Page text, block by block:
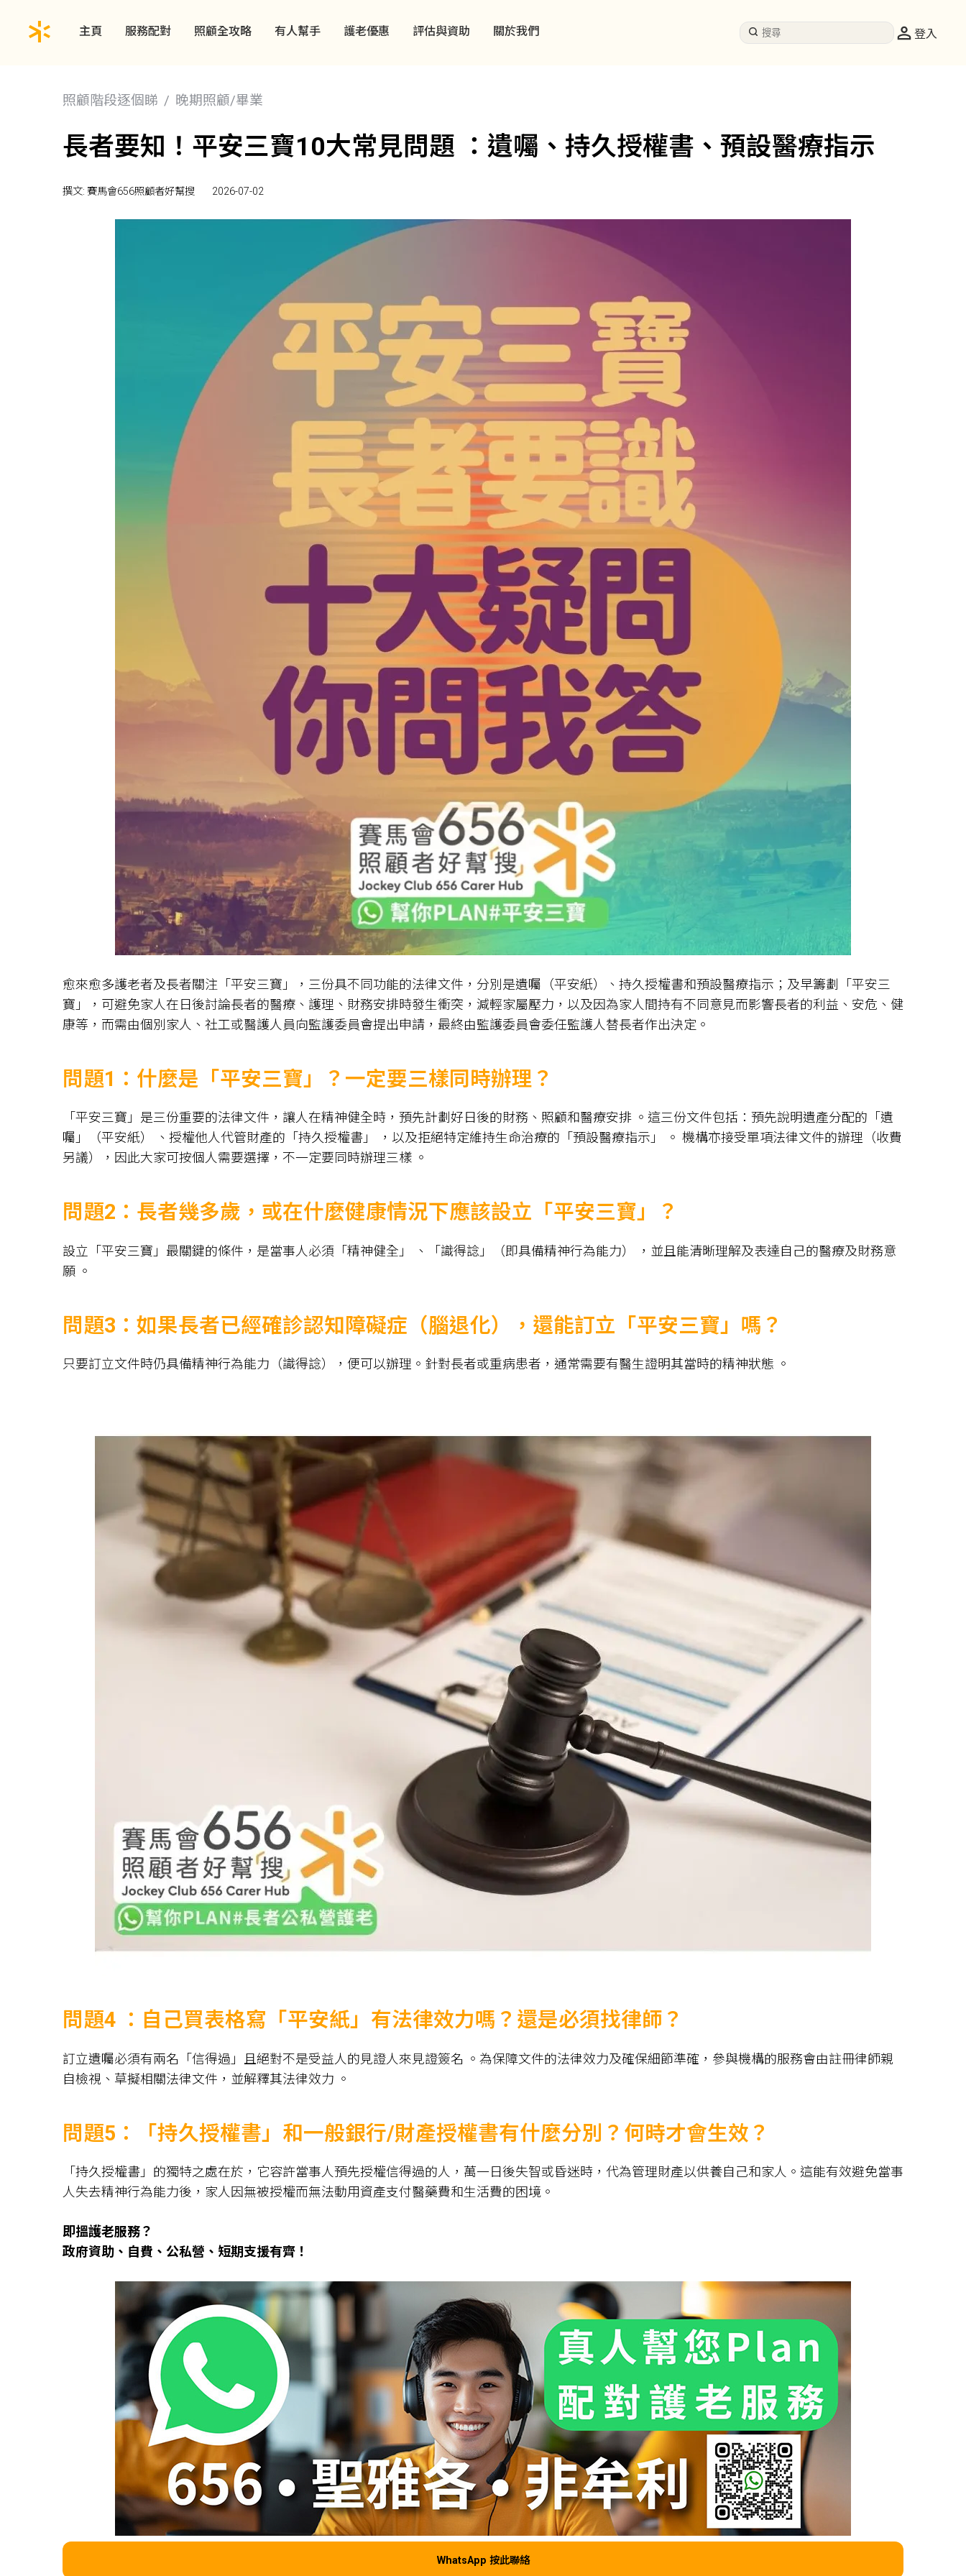
主頁 服務配對 照顧全攻略 有人幫手 護老優惠 評估與資助 關於我們 登入
照顧階段逐個睇 晚期照顧/畢業
長者要知！平安三寶10大常見問題 ：遺囑、持久授權書、預設醫療指示
撰文: 賽馬會656照顧者好幫搜 2026-07-02
愈來愈多護老者及長者關注「平安三寶」，三份具不同功能的法律文件，分別是遺囑（平安紙）、持久授權書和預設醫療指示；及早籌劃「平安三
寶」，可避免家人在日後討論長者的醫療、護理、財務安排時發生衝突，減輕家屬壓力，以及因為家人間持有不同意見而影響長者的利益、安危、健
康等，而需由個別家人、社工或醫護人員向監護委員會提出申請，最終由監護委員會委任監護人替長者作出決定。
問題1：什麼是「平安三寶」？一定要三樣同時辦理？
「平安三寶」是三份重要的法律文件，讓人在精神健全時，預先計劃好日後的財務、照顧和醫療安排 。這三份文件包括：預先說明遺產分配的「遺
囑」（平安紙） 、授權他人代管財產的「持久授權書」 ，以及拒絕特定維持生命治療的「預設醫療指示」 。 機構亦接受單項法律文件的辦理（收費
另議），因此大家可按個人需要選擇，不一定要同時辦理三樣 。
問題2：長者幾多歲，或在什麼健康情況下應該設立「平安三寶」？
設立「平安三寶」最關鍵的條件，是當事人必須「精神健全」 、「識得諗」（即具備精神行為能力） ，並且能清晰理解及表達自己的醫療及財務意
願 。
問題3：如果長者已經確診認知障礙症（腦退化），還能訂立「平安三寶」嗎？
只要訂立文件時仍具備精神行為能力（識得諗），便可以辦理。針對長者或重病患者，通常需要有醫生證明其當時的精神狀態 。
問題4 ：自己買表格寫「平安紙」有法律效力嗎？還是必須找律師？
訂立遺囑必須有兩名「信得過」且絕對不是受益人的見證人來見證簽名 。為保障文件的法律效力及確保細節準確，參與機構的服務會由註冊律師親
自檢視、草擬相關法律文件，並解釋其法律效力 。
問題5：「持久授權書」和一般銀行/財產授權書有什麼分別？何時才會生效？
「持久授權書」的獨特之處在於，它容許當事人預先授權信得過的人，萬一日後失智或昏迷時，代為管理財產以供養自己和家人。這能有效避免當事
人失去精神行為能力後，家人因無被授權而無法動用資產支付醫藥費和生活費的困境。
即搵護老服務？
政府資助、自費、公私營、短期支援有齊！
WhatsApp 按此聯絡